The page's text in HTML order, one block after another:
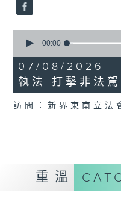
seconds
6
minutes,
18
seconds
00:00
07/08/2026 -
執法 打擊非法
訪問：新界東南立
重溫